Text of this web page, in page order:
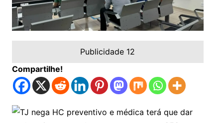
Publicidade 12
Compartilhe!